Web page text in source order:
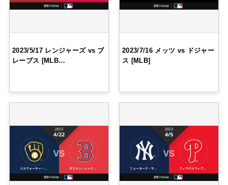
2023/5/17 レンジャーズ vs ブ
レーブス [MLB…
2023/7/16 メッツ vs ドジャー
ス [MLB]